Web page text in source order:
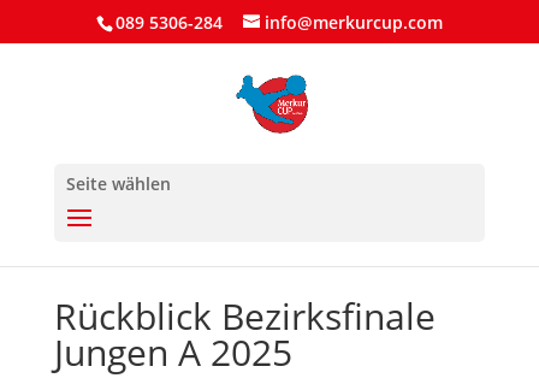
089 5306-284 info@merkurcup.com
Seite wählen
Rückblick Bezirksfinale
Jungen A 2025